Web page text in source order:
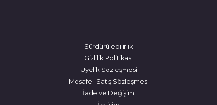
Sürdürülebilirlik
Gizlilik Politikası
Üyelik Sözleşmesi
Mesafeli Satış Sözleşmesi
İade ve Değişim